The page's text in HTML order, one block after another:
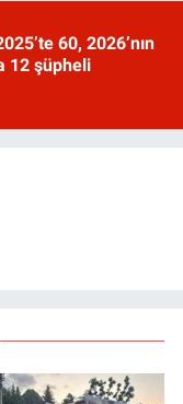
60, 2026’nın
12 şüpheli